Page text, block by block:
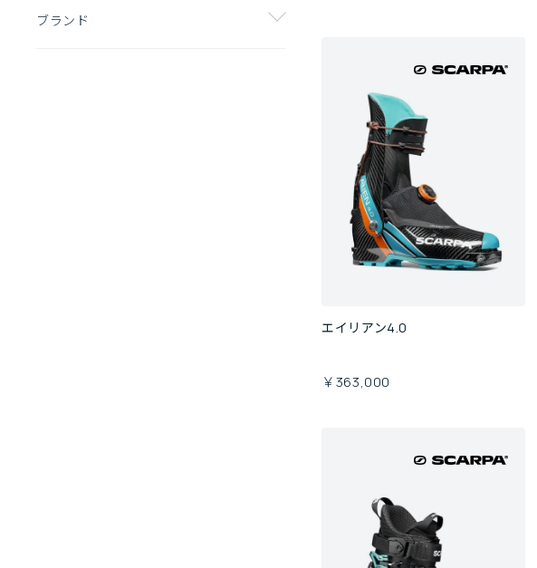
ブランド
エイリアン4.0
￥363,000